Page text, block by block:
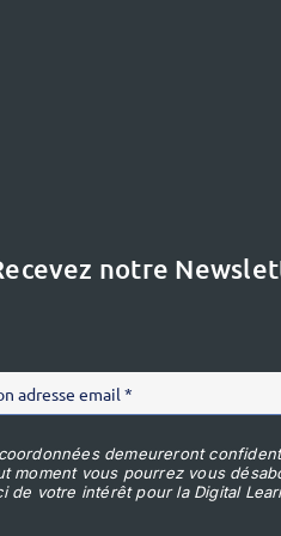
notre
demeureront
moment vous pourrez vous
de votre intérêt pour la Digital